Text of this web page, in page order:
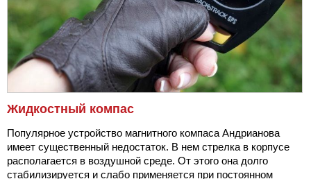
Жидкостный компас
Популярное устройство магнитного компаса Андрианова
имеет существенный недостаток. В нем стрелка в корпусе
располагается в воздушной среде. От этого она долго
стабилизируется и слабо применяется при постоянном